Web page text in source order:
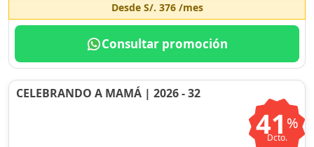
Desde S/. 376/mes
Consultar promoción
CELEBRANDO A MAMÁ | 2026 - 32
41 %
Dcto.